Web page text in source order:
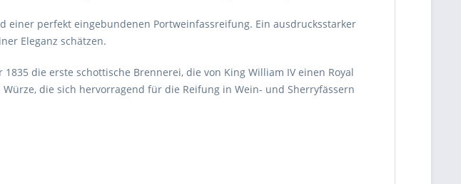
einer perfekt eingebundenen Portweinfassreifung. Ein ausdrucksstarker
Eleganz schätzen.
die erste schottische Brennerei, die von King William IV einen Royal
die sich hervorragend für die Reifung in Wein- und Sherryfässern